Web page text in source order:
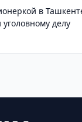
в
делу